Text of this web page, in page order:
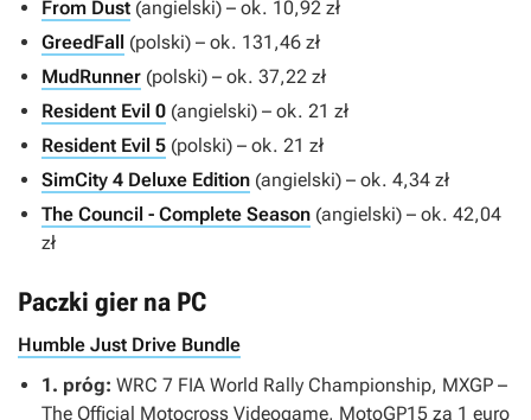
From Dust (angielski) – ok. 10,92 zł
GreedFall (polski) – ok. 131,46 zł
MudRunner (polski) – ok. 37,22 zł
Resident Evil 0 (angielski) – ok. 21 zł
Resident Evil 5 (polski) – ok. 21 zł
SimCity 4 Deluxe Edition (angielski) – ok. 4,34 zł
The Council - Complete Season (angielski) – ok. 42,04
zł
Paczki gier na PC
Humble Just Drive Bundle
1. próg: WRC 7 FIA World Rally Championship, MXGP –
The Official Motocross Videogame, MotoGP15 za 1 euro